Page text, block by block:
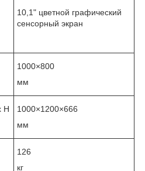
10,1" цветной графический
сенсорный экран
1000×800
мм
H
1000×1200×666
мм
126
кг